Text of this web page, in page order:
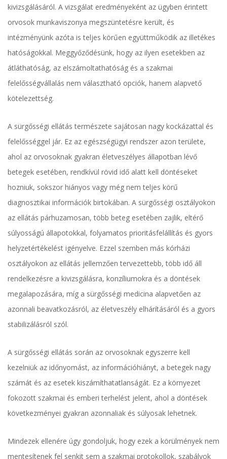
kivizsgálásáról. A vizsgálat eredményeként az ügyben érintett
orvosok munkaviszonya megszüntetésre került, és
intézményünk azóta is teljes körűen együttműködik az illetékes
hatóságokkal. Meggyőződésünk, hogy az ilyen esetekben az
átláthatóság, az elszámoltathatóság és a szakmai
felelősségvállalás nem választható opciók, hanem alapvető
kötelezettség.
A sürgősségi ellátás természete sajátosan nagy kockázattal és
felelősséggel jár. Ez az egészségügyi rendszer azon területe,
ahol az orvosoknak gyakran életveszélyes állapotban lévő
betegek esetében, rendkívül rövid idő alatt kell döntéseket
hozniuk, sokszor hiányos vagy még nem teljes körű
diagnosztikai információk birtokában. A sürgősségi osztályokon
az ellátás párhuzamosan, több beteg esetében zajlik, eltérő
súlyosságú állapotokkal, folyamatos prioritásfelállítás és gyors
helyzetértékelést igényelve. Ezzel szemben más kórházi
osztályokon az ellátás jellemzően tervezettebb, több idő áll
rendelkezésre a kivizsgálásra, konzíliumokra és a döntések
megalapozására, míg a sürgősségi medicina alapvetően az
azonnali beavatkozásról, az életveszély elhárításáról és a gyors
stabilizálásról szól.
A sürgősségi ellátás során az orvosoknak egyszerre kell
kezelniük az időnyomást, az információhiányt, a betegek nagy
számát és az esetek kiszámíthatatlanságát. Ez a környezet
fokozott szakmai és emberi terhelést jelent, ahol a döntések
következményei gyakran azonnaliak és súlyosak lehetnek.
Mindezek ellenére úgy gondoljuk, hogy ezek a körülmények nem
mentesítenek fel senkit sem a szakmai protokollok, szabályok